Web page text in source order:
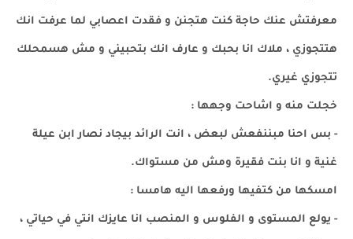
معرفتش عنك حاجة كنت هتجنن و فقدت اعصابي لما عرفت انك
هتتجوزي ، ملاك انا بحبك و عارف انك بتحبيني و مش هسمحلك
تتجوزي غيري.
خجلت منه و اشاحت وجهها :
- بس احنا مبننفعش لبعض ، انت الرائد بيجاد نصار ابن عيلة
غنية و انا بنت فقيرة ومش من مستواك.
امسكها من كتفيها ورفعها اليه هامسا :
- يولع المستوى و الفلوس و المنصب انا عايزك انتي في حياتي ،